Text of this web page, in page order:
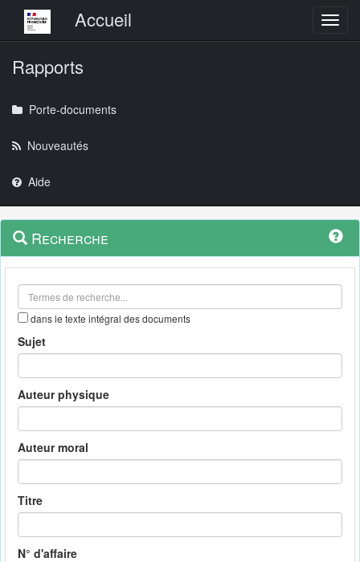
Menu principalAccueil
Rapports
Porte-documents
Nouveautés
Aide
Navigation
outils
Menu
contextuel
Recherche
dans le texte intégral des documents
Sujet
Auteur physique
Auteur moral
Titre
N° d'affaire